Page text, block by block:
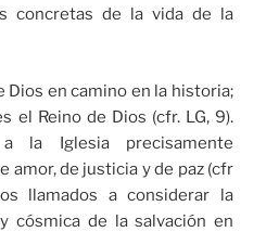
concretas de la vida de la
Dios en camino en la historia;
el Reino de Dios (cfr. LG, 9).
la Iglesia precisamente
amor, de justicia y de paz (cfr
llamados a considerar la
cósmica de la salvación en